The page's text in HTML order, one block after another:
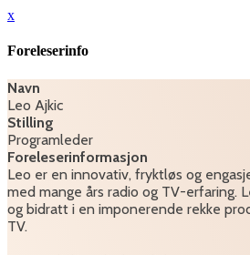
x
Foreleserinfo
Navn
Leo Ajkic
Stilling
Programleder
Foreleserinformasjon
Leo er en innovativ, fryktløs og
med mange års radio og TV-erfaring.
og bidratt i en imponerende rekke
TV.